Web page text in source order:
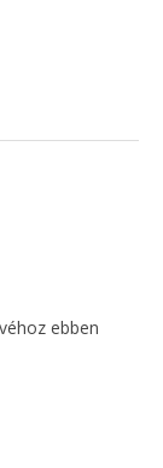
ebben